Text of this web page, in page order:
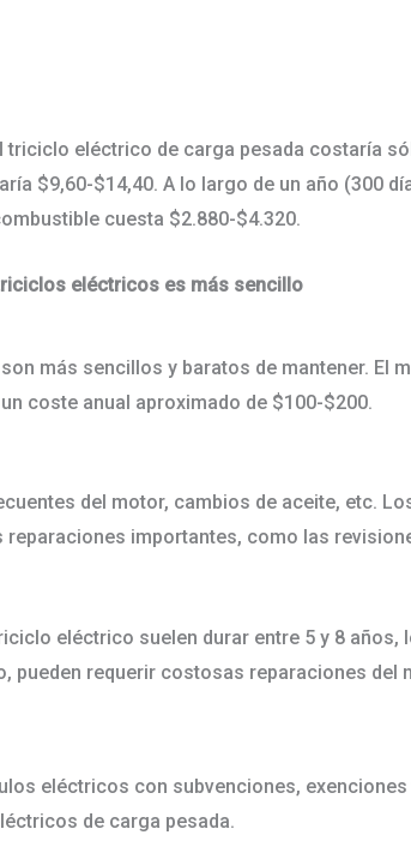
eléctrico de carga pesada costaría
$9,60-$14,40. A lo largo de un año (300
cuesta $2.880-$4.320.
eléctricos es más sencillo
más sencillos y baratos de mantener. El
coste anual aproximado de $100-$200.
del motor, cambios de aceite, etc.
importantes, como las
eléctrico suelen durar entre 5 y 8 años,
pueden requerir costosas reparaciones del
eléctricos con subvenciones,
de carga pesada.